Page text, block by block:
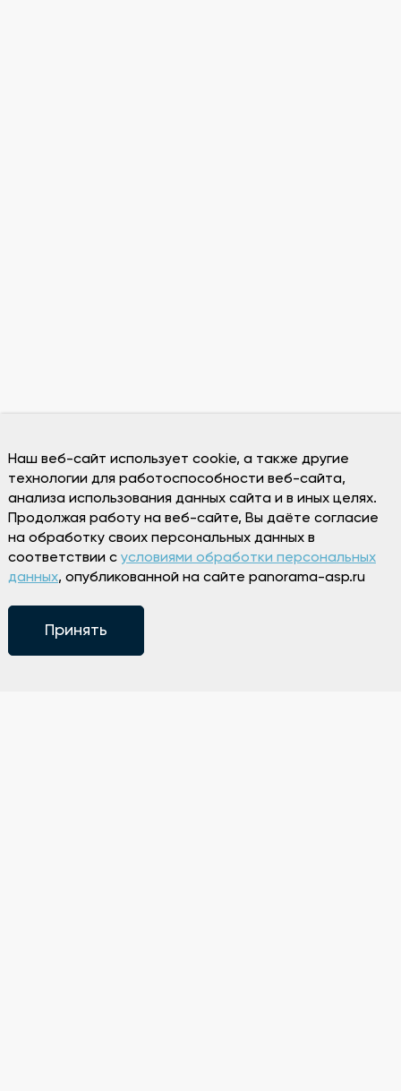
Наш веб-сайт использует cookie, а также другие
технологии для работоспособности веб-сайта,
анализа использования данных сайта и в иных целях.
Продолжая работу на веб-сайте, Вы даёте согласие
на обработку своих персональных данных в
соответствии с условиями обработки персональных
данных, опубликованной на сайте panorama-asp.ru
Принять